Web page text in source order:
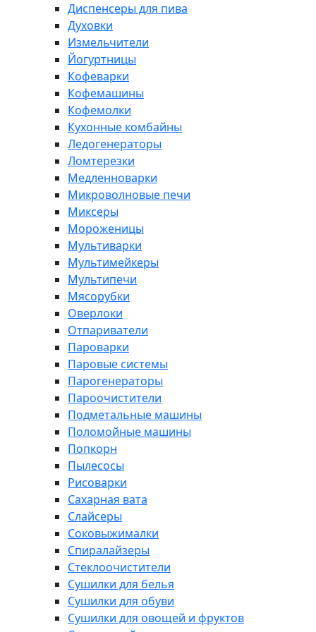
Диспенсеры для пива
Духовки
Измельчители
Йогуртницы
Кофеварки
Кофемашины
Кофемолки
Кухонные комбайны
Ледогенераторы
Ломтерезки
Медленноварки
Микроволновые печи
Миксеры
Мороженицы
Мультиварки
Мультимейкеры
Мультипечи
Мясорубки
Оверлоки
Отпариватели
Пароварки
Паровые системы
Парогенераторы
Пароочистители
Подметальные машины
Поломойные машины
Попкорн
Пылесосы
Рисоварки
Сахарная вата
Слайсеры
Соковыжималки
Спиралайзеры
Стеклоочистители
Сушилки для белья
Сушилки для обуви
Сушилки для овощей и фруктов